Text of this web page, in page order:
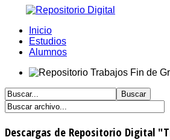
Inicio
Estudios
Alumnos
Descargas de Repositorio Digital